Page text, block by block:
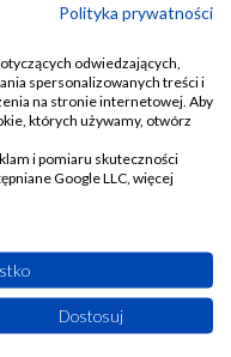
Polityka prywatności
odwiedzających,
spersonalizowanych treści i
na stronie internetowej. Aby
których używamy, otwórz
i pomiaru skuteczności
Google LLC, więcej
Dostosuj